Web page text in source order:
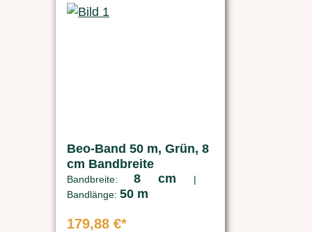
Beo-Band 50 m, Grün, 8
cm Bandbreite
Bandbreite: 8 cm
|
Bandlänge: 50 m
179,88 €*